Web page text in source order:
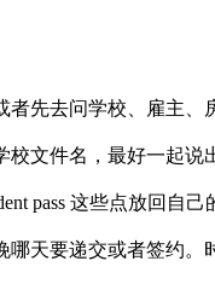
先去问学校、雇主、
文件名，最好一起
pass 这些点放回自
天要递交或者签约。